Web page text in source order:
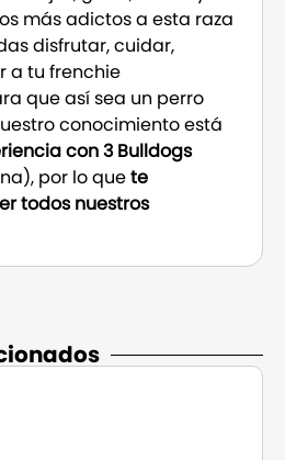
más adictos a esta raza
disfrutar, cuidar,
a tu frenchie
que así sea un perro
conocimiento está
con 3 Bulldogs
por lo quete
todos nuestros